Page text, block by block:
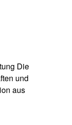
Die
und
aus